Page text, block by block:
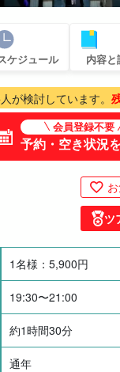
ケジュール 内容と
人が検討しています。
会員登録不要
予約・空き状況
ツ
1名様： 5,900円
19:30〜21:00
約1時間30分
通年